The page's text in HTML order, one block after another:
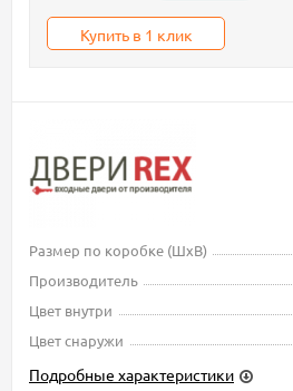
Купить в 1 клик
Размер по коробке (ШxВ)
Производитель
Цвет внутри
Цвет снаружи
Подробные характеристики